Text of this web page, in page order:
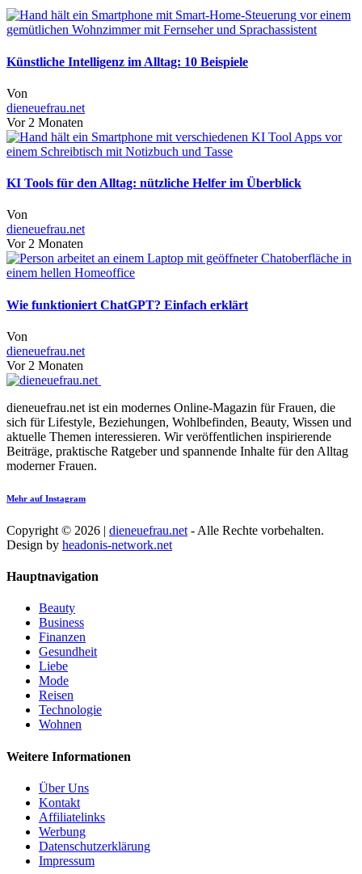
Künstliche Intelligenz im Alltag: 10 Beispiele
Von
dieneuefrau.net
Vor 2 Monaten
KI Tools für den Alltag: nützliche Helfer im Überblick
Von
dieneuefrau.net
Vor 2 Monaten
Wie funktioniert ChatGPT? Einfach erklärt
Von
dieneuefrau.net
Vor 2 Monaten
dieneuefrau.net ist ein modernes Online-Magazin für Frauen, die
sich für Lifestyle, Beziehungen, Wohlbefinden, Beauty, Wissen und
aktuelle Themen interessieren. Wir veröffentlichen inspirierende
Beiträge, praktische Ratgeber und spannende Inhalte für den Alltag
moderner Frauen.
Mehr auf Instagram
Copyright © 2026 | dieneuefrau.net - Alle Rechte vorbehalten.
Design by headonis-network.net
Hauptnavigation
Beauty
Business
Finanzen
Gesundheit
Liebe
Mode
Reisen
Technologie
Wohnen
Weitere Informationen
Über Uns
Kontakt
Affiliatelinks
Werbung
Datenschutzerklärung
Impressum